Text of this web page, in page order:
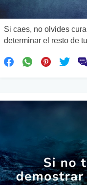
Si caes, no olvides
determinar el resto de